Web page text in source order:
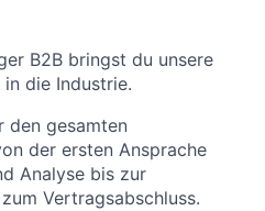
B2B bringst du unsere
die Industrie.
den gesamten
der ersten Ansprache
Analyse bis zur
Vertragsabschluss.